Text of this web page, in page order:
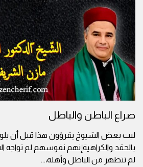
صراع الباطن والباطل
ليت بعض الشيوخ يقرؤون هذا قبل أن
بالحقد والكراهيةإنهم نفوسهم لم تواجه
لم تتطهر من الباطل وأهله،...